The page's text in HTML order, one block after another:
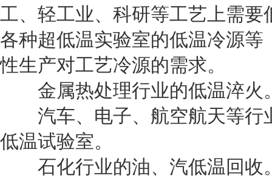
工、轻工业、科研等工艺上需
各种超低温实验室的低温冷源
性生产对工艺冷源的需求。
金属热处理行业的低温淬火
汽车、电子、航空航天等行
低温试验室。
石化行业的油、汽低温回收